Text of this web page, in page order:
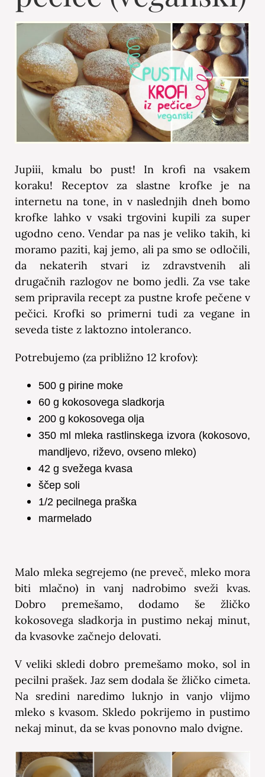
Jupiii, kmalu bo pust! In krofi na vsakem
koraku! Receptov za slastne krofke je na
internetu na tone, in v naslednjih dneh bomo
krofke lahko v vsaki trgovini kupili za super
ugodno ceno. Vendar pa nas je veliko takih, ki
moramo paziti, kaj jemo, ali pa smo se odločili,
da nekaterih stvari iz zdravstvenih ali
drugačnih razlogov ne bomo jedli. Za vse take
sem pripravila recept za pustne krofe pečene v
pečici. Krofki so primerni tudi za vegane in
seveda tiste z laktozno intoleranco.
Potrebujemo (za približno 12 krofov):
500 g pirine moke
60 g kokosovega sladkorja
200 g kokosovega olja
350 ml mleka rastlinskega izvora (kokosovo,
mandljevo, riževo, ovseno mleko)
42 g svežega kvasa
ščep soli
1/2 pecilnega praška
marmelado
Malo mleka segrejemo (ne preveč, mleko mora
biti mlačno) in vanj nadrobimo sveži kvas.
Dobro premešamo, dodamo še žličko
kokosovega sladkorja in pustimo nekaj minut,
da kvasovke začnejo delovati.
V veliki skledi dobro premešamo moko, sol in
pecilni prašek. Jaz sem dodala še žličko cimeta.
Na sredini naredimo luknjo in vanjo vlijmo
mleko s kvasom. Skledo pokrijemo in pustimo
nekaj minut, da se kvas ponovno malo dvigne.